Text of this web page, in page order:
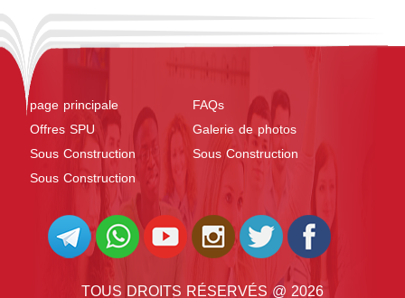
page principale
FAQs
Offres SPU
Galerie de photos
Sous Construction
Sous Construction
Sous Construction
TOUS DROITS RÉSERVÉS @ 2026